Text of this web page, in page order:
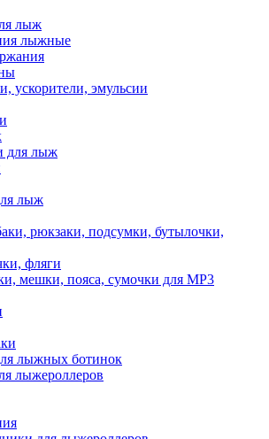
лыж
лыжные
ускорители, эмульсии
для лыж
лыж
рюкзаки, подсумки, бутылочки,
фляги
мешки, пояса, сумочки для MP3
лыжных ботинок
лыжероллеров